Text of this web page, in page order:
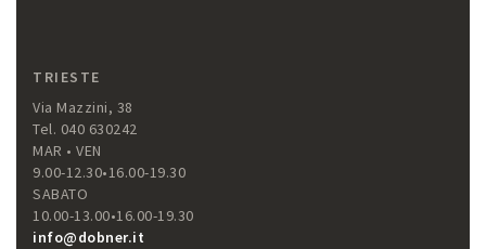
TRIESTE
Via Mazzini, 38
Tel. 040 630242
MAR • VEN
9.00-12.30•16.00-19.30
SABATO
10.00-13.00•16.00-19.30
info@dobner.it